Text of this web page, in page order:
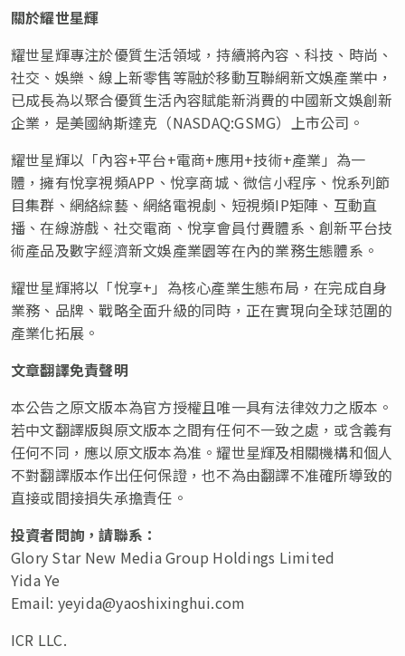
關於耀世星輝
耀世星輝專注於優質生活領域，持續將內容、科技、時尚、
社交、娛樂、線上新零售等融於移動互聯網新文娛產業中，
已成長為以聚合優質生活內容賦能新消費的中國新文娛創新
企業，是美國納斯達克（NASDAQ:GSMG）上市公司。
耀世星輝以「內容+平台+電商+應用+技術+產業」為一
體，擁有悅享視頻APP、悅享商城、微信小程序、悅系列節
目集群、網絡綜藝、網絡電視劇、短視頻IP矩陣、互動直
播、在線游戲、社交電商、悅享會員付費體系、創新平台技
術產品及數字經濟新文娛產業園等在內的業務生態體系。
耀世星輝將以「悅享+」為核心產業生態布局，在完成自身
業務、品牌、戰略全面升級的同時，正在實現向全球范圍的
產業化拓展。
文章翻譯免責聲明
本公告之原文版本為官方授權且唯一具有法律效力之版本。
若中文翻譯版與原文版本之間有任何不一致之處，或含義有
任何不同，應以原文版本為准。耀世星輝及相關機構和個人
不對翻譯版本作出任何保證，也不為由翻譯不准確所導致的
直接或間接損失承擔責任。
投資者問詢，請聯系：
Glory Star New Media Group Holdings Limited
Yida Ye
Email: yeyida@yaoshixinghui.com
ICR LLC.